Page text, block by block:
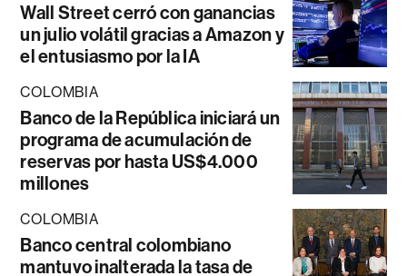
Wall Street cerró con ganancias
un julio volátil gracias a Amazon y
el entusiasmo por la IA
COLOMBIA
Banco de la República iniciará un
programa de acumulación de
reservas por hasta US$4.000
millones
COLOMBIA
Banco central colombiano
mantuvo inalterada la tasa de